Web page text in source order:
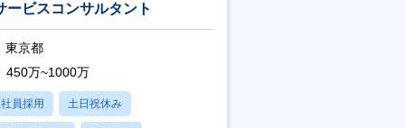
ービスコンサルタント
東京都
450万~1000万
員採用 土日祝休み